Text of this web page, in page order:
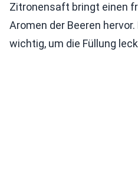
Zitronensaft bringt einen
Aromen der Beeren
wichtig, um die Füllung